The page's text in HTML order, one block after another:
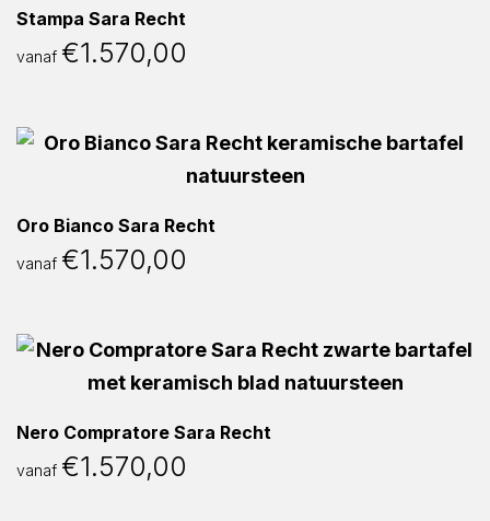
Stampa Sara Recht
vanaf €1.570,00
Oro Bianco Sara Recht
vanaf €1.570,00
Nero Compratore Sara Recht
vanaf €1.570,00